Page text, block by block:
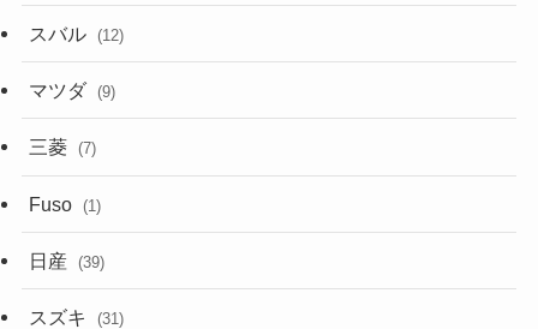
スバル (12)
マツダ (9)
三菱 (7)
Fuso (1)
日産 (39)
スズキ (31)